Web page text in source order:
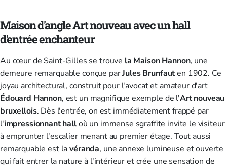
Maison d'angle Art nouveau avec un hall
d'entrée enchanteur
Au cœur de Saint-Gilles se trouve la Maison Hannon, une
demeure remarquable conçue parJules Brunfauten 1902. Ce
joyau architectural, construit pour l'avocat et amateur d'art
Édouard Hannon, est un magnifique exemple de l'Art nouveau
bruxellois. Dès l'entrée, on est immédiatement frappé par
l'impressionnant halloù un immense sgraffite invite le visiteur
à emprunter l'escalier menant au premier étage. Tout aussi
remarquable est lavéranda, une annexe lumineuse et ouverte
qui fait entrer la nature à l'intérieur et crée une sensation de